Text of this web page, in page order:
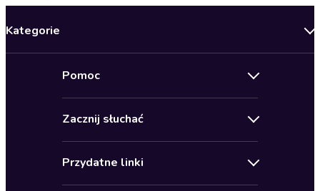
Kategorie
Biznes, marketing, ekonomia
Pomoc
Pomoc
Zacznij słuchać
Karnety
Przydatne linki